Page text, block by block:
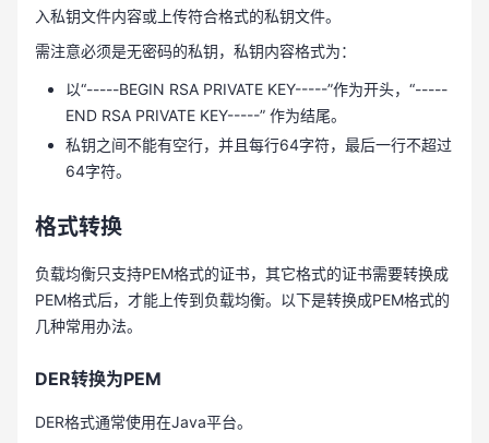
入私钥文件内容或上传符合格式的私钥文件。
需注意必须是无密码的私钥，私钥内容格式为：
以“-----BEGIN RSA PRIVATE KEY-----”作为开头，“-----
END RSA PRIVATE KEY-----” 作为结尾。
私钥之间不能有空行，并且每行64字符，最后一行不超过
64字符。
格式转换
负载均衡只支持PEM格式的证书，其它格式的证书需要转换成
PEM格式后，才能上传到负载均衡。以下是转换成PEM格式的
几种常用办法。
DER转换为PEM
DER格式通常使用在Java平台。